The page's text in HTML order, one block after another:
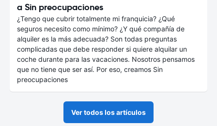
a Sin preocupaciones
¿Tengo que cubrir totalmente mi franquicia? ¿Qué
seguros necesito como mínimo? ¿Y qué compañía de
alquiler es la más adecuada? Son todas preguntas
complicadas que debe responder si quiere alquilar un
coche durante para las vacaciones. Nosotros pensamos
que no tiene que ser así. Por eso, creamos Sin
preocupaciones
Ver todos los artículos